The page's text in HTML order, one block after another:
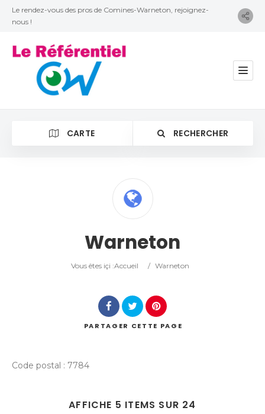
Le rendez-vous des pros de Comines-Warneton, rejoignez-
nous !
CARTE RECHERCHER
Warneton
Vous êtes içi :Accueil / Warneton
PARTAGER CETTE PAGE
Code postal : 7784
AFFICHE 5 ITEMS SUR 24